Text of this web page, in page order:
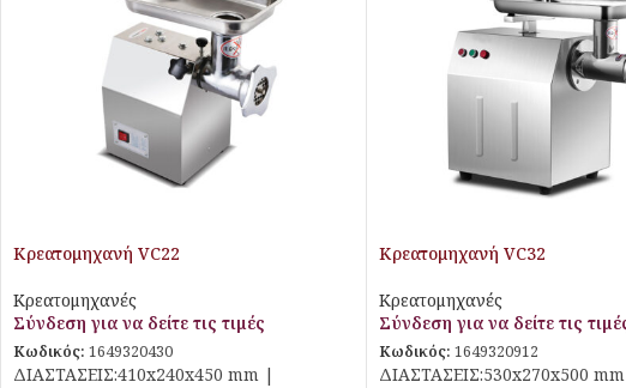
Κρεατομηχανή VC22
Κρεατομηχανές
Σύνδεση για να δείτε τις τιμές
Κωδικός: 1649320430
ΔΙΑΣΤΑΣΕΙΣ:410x240x450 mm |
Κρεατομηχανή VC32
Κρεατομηχανές
Σύνδεση για να δείτε τις
Κωδικός: 1649320912
ΔΙΑΣΤΑΣΕΙΣ:530x270x500